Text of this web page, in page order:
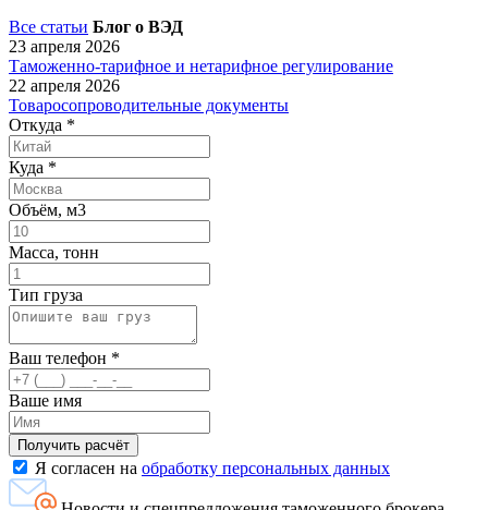
Все статьи Блог о ВЭД
23 апреля 2026
Таможенно-тарифное и нетарифное регулирование
22 апреля 2026
Товаросопроводительные документы
Откуда *
Куда *
Объём, м3
Масса, тонн
Тип груза
Ваш телефон *
Ваше имя
Я согласен на обработку персональных данных